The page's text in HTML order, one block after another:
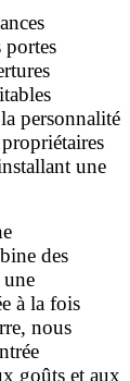
portes
personnalité
une
des
une
à la fois
nous
goûts et aux